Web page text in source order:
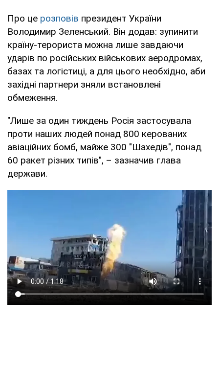
Про це розповів президент України
Володимир Зеленський. Він додав: зупинити
країну-терориста можна лише завдаючи
ударів по російських військових аеродромах,
базах та логістиці, а для цього необхідно, аби
західні партнери зняли встановлені
обмеження.
"Лише за один тиждень Росія застосувала
проти наших людей понад 800 керованих
авіаційних бомб, майже 300 "Шахедів", понад
60 ракет різних типів", – зазначив глава
держави.